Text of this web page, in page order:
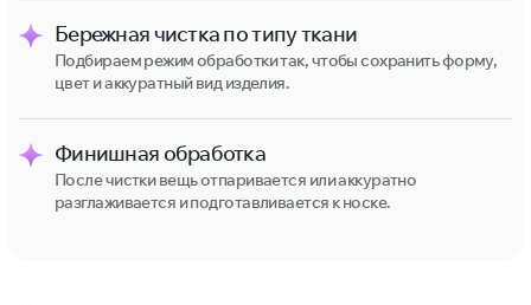
Бережная чистка по типу ткани
Подбираем режим обработки так, чтобы сохранить форму,
цвет и аккуратный вид изделия.
Финишная обработка
После чистки вещь отпаривается или аккуратно
разглаживается и подготавливается к носке.